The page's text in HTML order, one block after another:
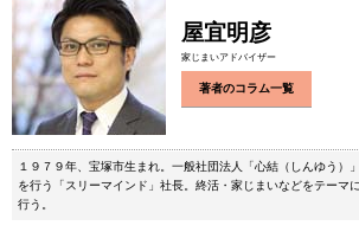
屋宜明彦
家じまいアドバイザー
著者のコラム一覧
１９７９年、宝塚市生まれ。一般社団法人「心結（しんゆう）
を行う「スリーマインド」社長。終活・家じまいなどをテーマ
行う。